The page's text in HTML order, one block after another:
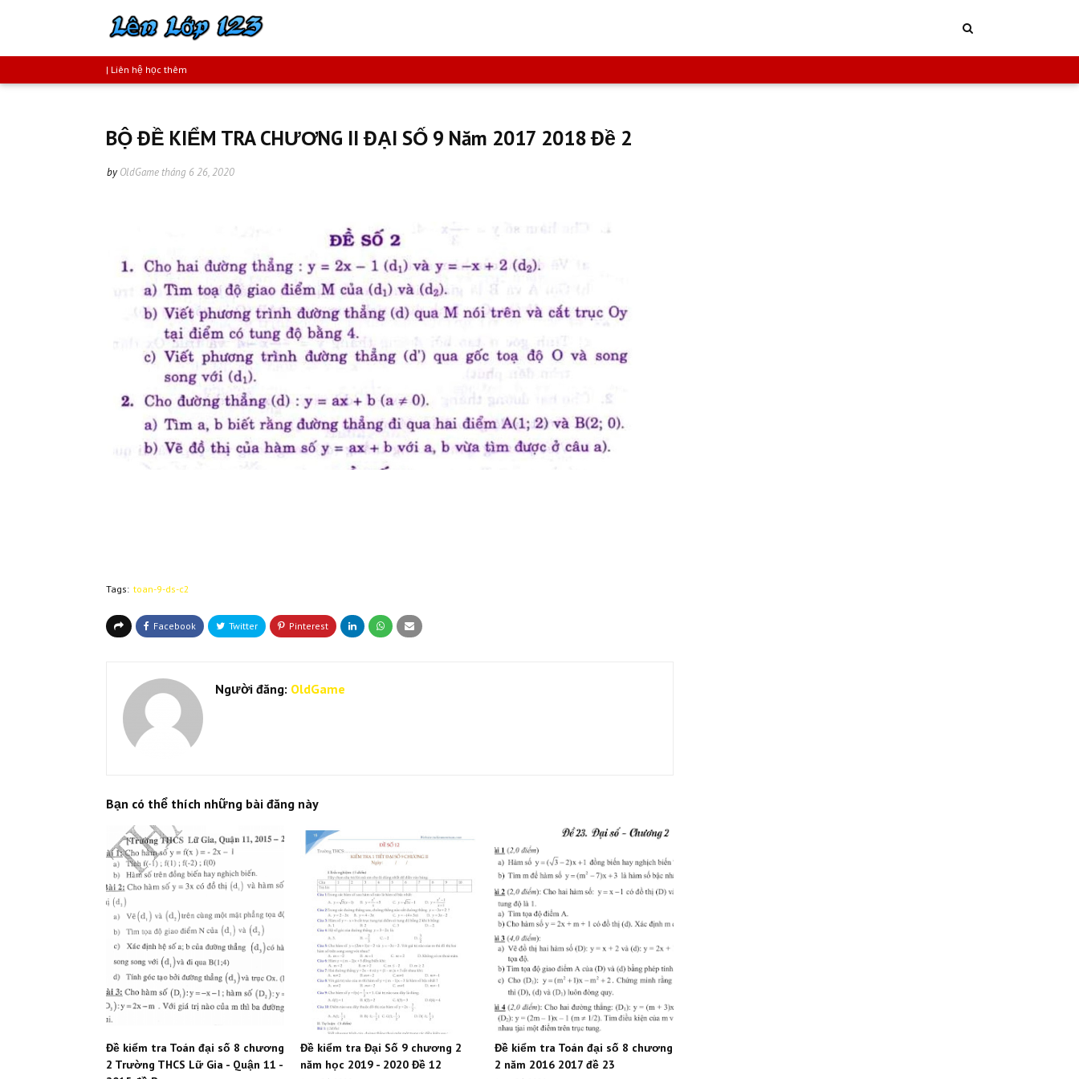
| Liên hệ học thêm
BỘ ĐỀ KIỂM TRA CHƯƠNG II ĐẠI SỐ 9 Năm 2017 2018 Đề 2
by OldGame tháng 6 26, 2020
Tags: toan-9-ds-c2
Người đăng: OldGame
Bạn có thể thích những bài đăng này
Đề kiểm tra Toán đại số 8 chương
2 Trường THCS Lữ Gia - Quận 11 -
Đề kiểm tra Đại Số 9 chương 2
năm học 2019 - 2020 Đề 12
Đề kiểm tra Toán đại số 8 chương
2 năm 2016 2017 đề 23